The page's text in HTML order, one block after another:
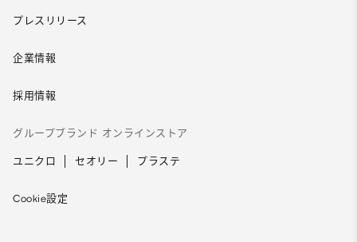
プレスリリース
企業情報
採用情報
グループブランド オンラインストア
ユニクロ セオリー プラステ
Cookie設定